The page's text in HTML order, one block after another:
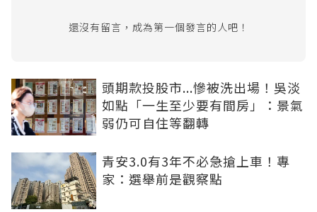
還沒有留言，成為第一個發言的人吧！
頭期款投股市...慘被洗出場！吳淡
如點「一生至少要有間房」：景氣
弱仍可自住等翻轉
青安3.0有3年不必急搶上車！專
家：選舉前是觀察點